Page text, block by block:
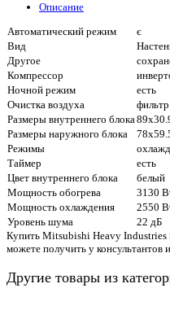
Описание
Автоматический режим
є
Вид
Другое
Компрессор
Ночной режим
есть
Очистка воздуха
Размеры внутреннего блока
Размеры наружного блока
Режимы
Таймер
есть
Цвет внутреннего блока
белый
Мощность обогрева
3130
Мощность охлаждения
2550
Уровень шума
22 дБ
Купить Mitsubishi Heavy Industries
можете получить у консультантов
Другие товары из